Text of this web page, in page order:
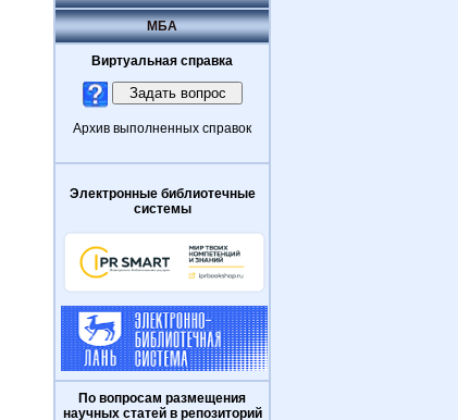
МБА
Виртуальная справка
Архив выполненных справок
Электронные библиотечные
системы
По вопросам размещения
научных статей в репозиторий